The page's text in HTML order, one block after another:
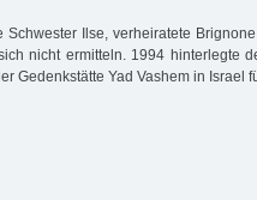
Schwester Ilse, verheiratete
nicht ermitteln. 1994 hinterlegte
Gedenkstätte Yad Vashem in Israel